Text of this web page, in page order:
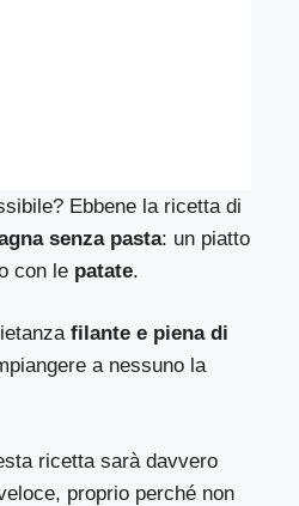
Ebbene la ricetta di
senza pasta: un piatto
con le patate.
filante e piena di
a nessuno la
ricetta sarà davvero
proprio perché non